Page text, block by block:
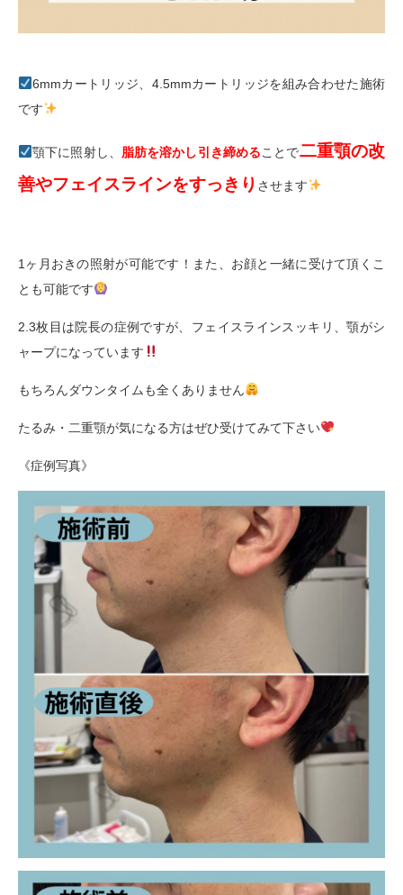
6mmカートリッジ、 4.5mmカートリッジを組み合わせた施術
です
顎下に照射し、 脂肪を溶かし引き締めることで二重顎の改
善やフェイスラインをすっきり させます
1 ヶ月おきの照射が可能です！また、お顔と一緒に受けて頂くこ
とも可能です
2.3枚目は院長の症例ですが、フェイスラインスッキリ、顎がシ
ャープになっています
もちろんダウンタイムも全くありません
たるみ・二重顎が気になる方はぜひ受けてみて下さい
《症例写真》